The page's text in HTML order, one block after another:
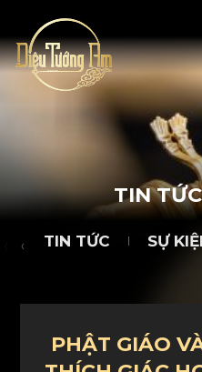
TIN TỨC
TIN TỨC
TIN TỨC SỰ
PHẬT GIÁO